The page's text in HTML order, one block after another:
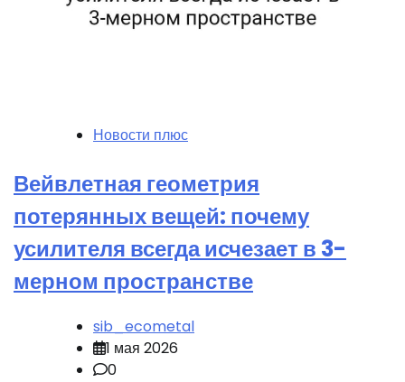
Новости плюс
Вейвлетная геометрия
потерянных вещей: почему
усилителя всегда исчезает в 3-
мерном пространстве
sib_ecometal
1 мая 2026
0